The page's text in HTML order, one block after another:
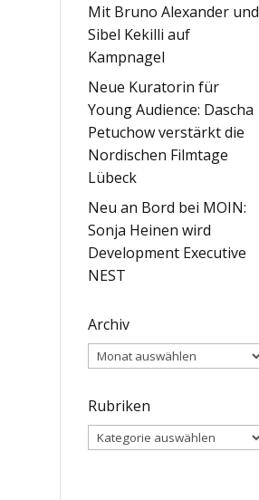
Mit Bruno Alexander und
Sibel Kekilli auf
Kampnagel
Neue Kuratorin für
Young Audience: Dascha
Petuchow verstärkt die
Nordischen Filmtage
Lübeck
Neu an Bord bei MOIN:
Sonja Heinen wird
Development Executive
NEST
Archiv
Archiv
Rubriken
Rubriken